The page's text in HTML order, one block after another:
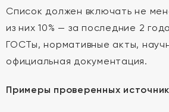
Список должен включать не
из них 10% — за последние 2
ГОСТы, нормативные акты,
официальная документация.
Примеры проверенных